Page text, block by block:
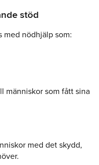
stöd
med nödhjälp som:
människor som fått sina
med det skydd,